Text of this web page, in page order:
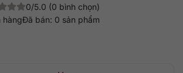
0/5.0 (0 bình chọn)
Đã bán: 0 sản phẩm
hàng